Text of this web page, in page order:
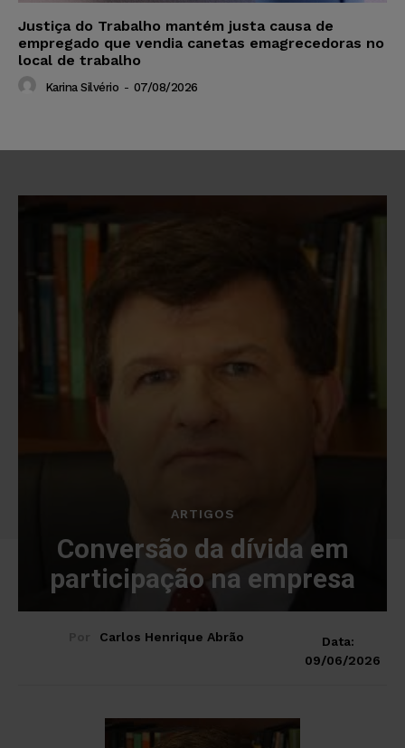
Justiça do Trabalho mantém justa causa de
empregado que vendia canetas emagrecedoras no
local de trabalho
Karina Silvério - 07/08/2026